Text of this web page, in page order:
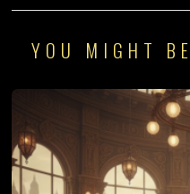
YOU MIGHT